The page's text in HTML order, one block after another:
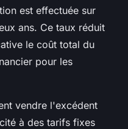
est effectuée sur
ans. Ce taux réduit
le coût total du
pour les
vendre l'excédent
à des tarifs fixes